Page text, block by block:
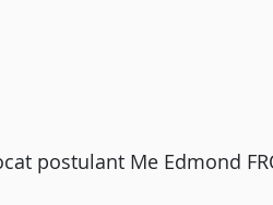
postulant Me Edmond